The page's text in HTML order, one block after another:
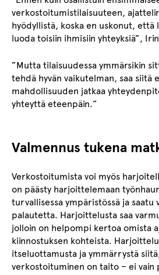
verkostoitumistilaisuuteen,
hyödyllistä, koska en uskonut, että
luoda toisiin ihmisiin yhteyksiä”,
”Mutta tilaisuudessa ymmärsikin
tehdä hyvän vaikutelman, saa siitä
mahdollisuuden jatkaa
yhteyttä eteenpäin.”
Valmennus tukena
Verkostoitumista voi myös
on päästy harjoittelemaan
turvallisessa ympäristössä ja saatu
palautetta. Harjoittelusta saa
jolloin on helpompi kertoa omista
kiinnostuksen kohteista.
itseluottamusta ja ymmärrystä
verkostoituminen on taito – ei vain